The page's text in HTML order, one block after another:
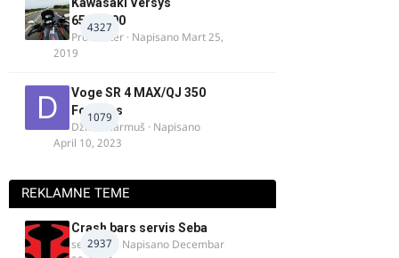
4327
650/1000
ProMaster · Napisano Mart 25,
2019
1079
Voge SR 4 MAX/QJ 350
Fortress
Džim Džarmuš · Napisano
April 10, 2023
REKLAMNE TEME
2937
Crash bars servis Seba
seba011 · Napisano Decembar